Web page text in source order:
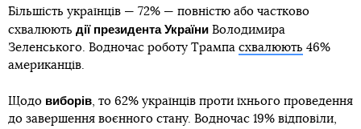
Більшість українців — 72% — повністю або частково
схвалюють дії президента України Володимира
Зеленського. Водночас роботу Трампа схвалюють 46%
американців.
Щодо виборів, то 62% українців проти їхнього проведення
до завершення воєнного стану. Водночас 19% відповіли,